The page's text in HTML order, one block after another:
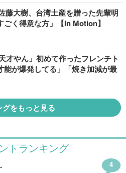
藤大樹、台湾土産を贈った先輩明
ごく得意な方」【In Motion】
才やん」初めて作ったフレンチト
能が爆発してる」「焼き加減が最
グをもっと見る